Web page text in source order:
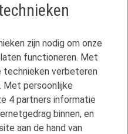
zijn nodig om onze
functioneren. Met
technieken verbeteren
Met persoonlijke
4 partners informatie
binnen, en
aan de hand van